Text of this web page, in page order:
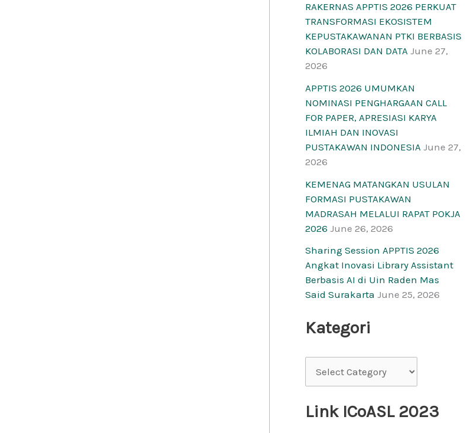
RAKERNAS APPTIS 2026 PERKUAT
TRANSFORMASI EKOSISTEM
KEPUSTAKAWANAN PTKI BERBASIS
KOLABORASI DAN DATA June 27,
2026
APPTIS 2026 UMUMKAN
NOMINASI PENGHARGAAN CALL
FOR PAPER, APRESIASI KARYA
ILMIAH DAN INOVASI
PUSTAKAWAN INDONESIA June 27,
2026
KEMENAG MATANGKAN USULAN
FORMASI PUSTAKAWAN
MADRASAH MELALUI RAPAT POKJA
2026 June 26, 2026
Sharing Session APPTIS 2026
Angkat Inovasi Library Assistant
Berbasis AI di Uin Raden Mas
Said Surakarta June 25, 2026
Kategori
Link ICoASL 2023